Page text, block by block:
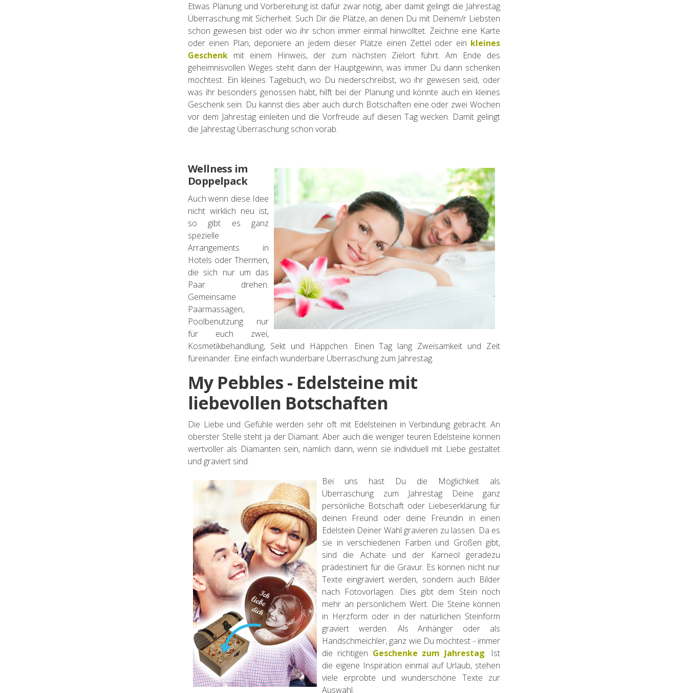
Etwas Planung und Vorbereitung ist dafür zwar nötig, aber damit gelingt die Jahrestag
Überraschung mit Sicherheit. Such Dir die Plätze, an denen Du mit Deinem/r Liebsten
schon gewesen bist oder wo ihr schon immer einmal hinwolltet. Zeichne eine Karte
oder einen Plan, deponiere an jedem dieser Plätze einen Zettel oder ein kleines
Geschenk mit einem Hinweis, der zum nächsten Zielort führt. Am Ende des
geheimnisvollen Weges steht dann der Hauptgewinn, was immer Du dann schenken
möchtest. Ein kleines Tagebuch, wo Du niederschreibst, wo ihr gewesen seid, oder
was ihr besonders genossen habt, hilft bei der Planung und könnte auch ein kleines
Geschenk sein. Du kannst dies aber auch durch Botschaften eine oder zwei Wochen
vor dem Jahrestag einleiten und die Vorfreude auf diesen Tag wecken. Damit gelingt
die Jahrestag Überraschung schon vorab.
Wellness im
Doppelpack
Auch wenn diese Idee
nicht wirklich neu ist,
so gibt es ganz
spezielle
Arrangements in
Hotels oder Thermen,
die sich nur um das
Paar drehen.
Gemeinsame
Paarmassagen,
Poolbenutzung nur
für euch zwei,
Kosmetikbehandlung, Sekt und Häppchen. Einen Tag lang Zweisamkeit und Zeit
füreinander. Eine einfach wunderbare Überraschung zum Jahrestag.
My Pebbles - Edelsteine mit
liebevollen Botschaften
Die Liebe und Gefühle werden sehr oft mit Edelsteinen in Verbindung gebracht. An
oberster Stelle steht ja der Diamant. Aber auch die weniger teuren Edelsteine können
wertvoller als Diamanten sein, nämlich dann, wenn sie individuell mit Liebe gestaltet
und graviert sind.
Bei uns hast Du die Möglichkeit als
Überraschung zum Jahrestag Deine ganz
persönliche Botschaft oder Liebeserklärung für
deinen Freund oder deine Freundin in einen
Edelstein Deiner Wahl gravieren zu lassen. Da es
sie in verschiedenen Farben und Größen gibt,
sind die Achate und der Karneol geradezu
prädestiniert für die Gravur. Es können nicht nur
Texte eingraviert werden, sondern auch Bilder
nach Fotovorlagen. Dies gibt dem Stein noch
mehr an persönlichem Wert. Die Steine können
in Herzform oder in der natürlichen Steinform
graviert werden. Als Anhänger oder als
Handschmeichler, ganz wie Du möchtest - immer
die richtigen Geschenke zum Jahrestag. Ist
die eigene Inspiration einmal auf Urlaub, stehen
viele erprobte und wunderschöne Texte zur
Auswahl.